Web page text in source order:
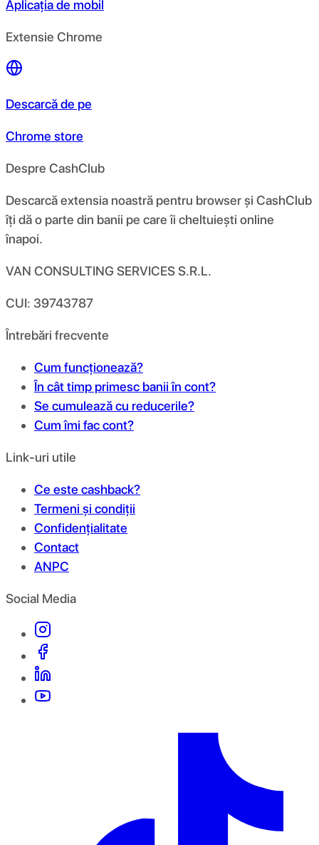
Aplicația de mobil
Extensie Chrome
Descarcă de pe
Chrome store
Despre CashClub
Descarcă extensia noastră pentru browser și CashClub
îți dă o parte din banii pe care îi cheltuiești online
înapoi.
VAN CONSULTING SERVICES S.R.L.
CUI: 39743787
Întrebări frecvente
Cum funcționează?
În cât timp primesc banii în cont?
Se cumulează cu reducerile?
Cum îmi fac cont?
Link-uri utile
Ce este cashback?
Termeni și condiții
Confidențialitate
Contact
ANPC
Social Media